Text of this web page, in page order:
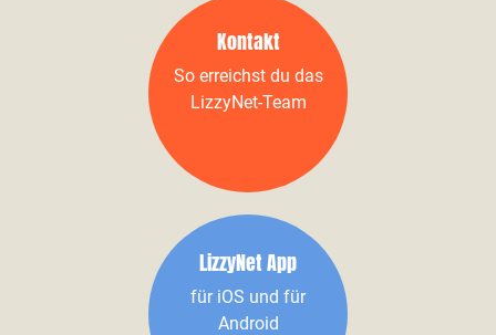
Kontakt
So erreichst du das
LizzyNet-Team
LizzyNet App
für iOS und für
Android